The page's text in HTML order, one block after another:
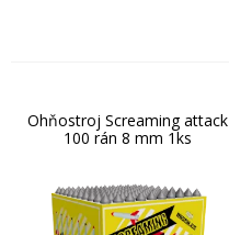
Ohňostroj Screaming attack
100 rán 8 mm 1ks